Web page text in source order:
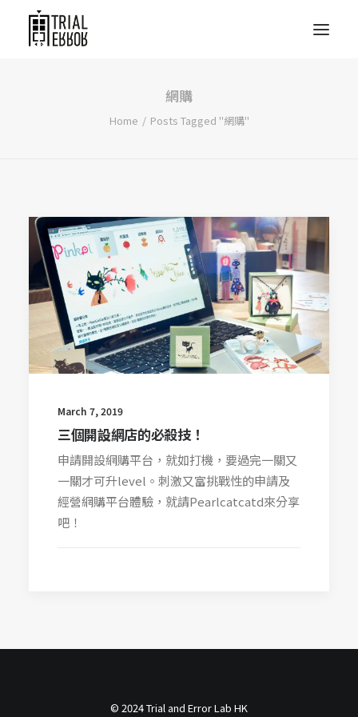
網購
Home Posts Tagged "網購"
March 7, 2019
三個開設網店的必殺技！
申請開設網購平台，就如打機，要過完一關又
一關才可升level。刺激又富挑戰性的申請及
經營網購平台體驗，就請Pearlcatcatd來分享
吧！
© 2024 Trial and Error Lab HK